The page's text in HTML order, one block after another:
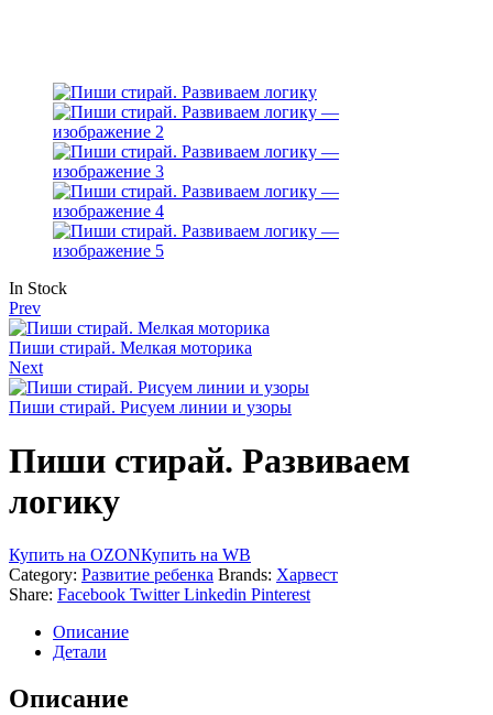
Availability:
In Stock
Prev
Пиши стирай. Мелкая моторика
Next
Пиши стирай. Рисуем линии и узоры
Пиши стирай. Развиваем
логику
Купить на OZONКупить на WB
Category: Развитие ребенка Brands: Харвест
Share: Facebook Twitter Linkedin Pinterest
Описание
Детали
Описание